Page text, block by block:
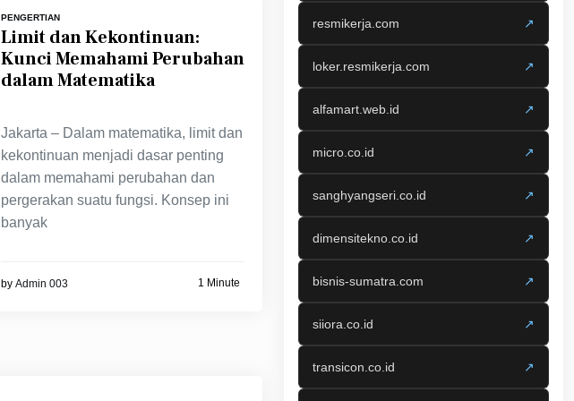
PENGERTIAN
Limit dan Kekontinuan:
Kunci Memahami Perubahan
dalam Matematika
Jakarta – Dalam matematika, limit dan
kekontinuan menjadi dasar penting
dalam memahami perubahan dan
pergerakan suatu fungsi. Konsep ini
banyak
by Admin 003 1 Minute
resmikerja.com ↗
loker.resmikerja.com ↗
alfamart.web.id ↗
micro.co.id ↗
sanghyangseri.co.id ↗
dimensitekno.co.id ↗
bisnis-sumatra.com ↗
siiora.co.id ↗
transicon.co.id ↗